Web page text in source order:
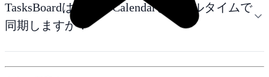
TasksBoardはGoogle Calendarとリアルタイムで
同期しますか？